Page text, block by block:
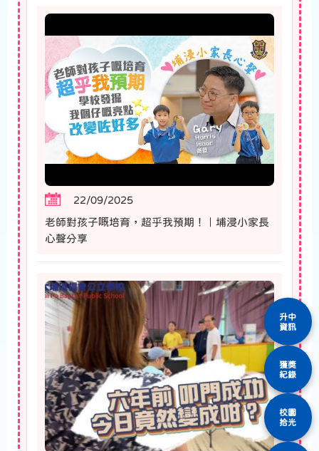
22/09/2025
老師對孩子嘅培育，超乎我預期！｜埔浸小家長
心聲分享
升中
資訊
獲獎
紀錄
校園
拾光